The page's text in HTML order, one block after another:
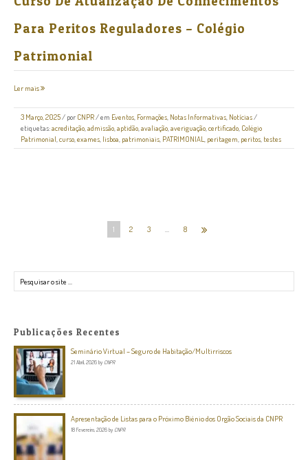
Para Peritos Reguladores – Colégio
Patrimonial
Ler mais
3 Março, 2025/ por CNPR/ em Eventos, Formações, Notas Informativas, Notícias/
etiquetas:acreditação,admissão,aptidão,avaliação,averiguação,certificado, Colégio
Patrimonial,curso,exames, lisboa, patrimoniais, PATRIMONIAL, peritagem, peritos, testes
1 2 3 … 8
Pesquisar
Publicações Recentes
Seminário Virtual – Seguro de Habitação/Multirriscos
21 Abril, 2026 by CNPR
Apresentação de Listas para o Próximo Biénio dos Orgão Sociais da CNPR
18 Fevereiro, 2026 by CNPR